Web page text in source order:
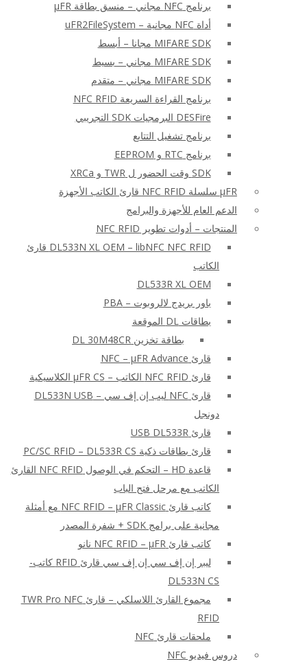
برنامج NFC مجاني – منسق بطاقة μFR
أداة NFC مجانية – uFR2FileSystem
MIFARE SDK مجانا – أبسط
MIFARE SDK مجاني – بسيط
MIFARE SDK مجاني – متقدم
برنامج القراءة السريعة NFC RFID
DESFire البرمجيات SDK التجريبي
برنامج تشغيل التتابع
برنامج RTC و EEPROM
SDK وقت الحضور ل TWR و XRCa
μFR سلسلة NFC RFID قارئ الكاتب الأجهزة
الدعم العام للأجهزة والبرامج
المنتجات – أدوات تطوير NFC RFID
DL533N XL OEM – libNFC NFC RFID قارئ
الكاتب
DL533R XL OEM
باور بريدج لالروبوت – PBA
بطاقات DL الموقعة
بطاقة تخزين DL 30M48CR
قارئ NFC – μFR Advance
قارئ NFC RFID الكاتب – μFR CS الكلاسيكية
قارئ NFC ليب إن إف سي – DL533N USB
دونجل
قارئ USB DL533R
قارئ بطاقات ذكية PC/SC RFID – DL533R CS
قاعدة HD – التحكم في الوصول NFC RFID القارئ
الكاتب مع مرحل فتح الباب
كاتب قارئ NFC RFID – μFR Classic مع أمثلة
مجانية على برامج SDK + شفرة المصدر
كاتب قارئ NFC RFID – μFR نانو
ليبر إن إف سي إن إف سي قارئ RFID كاتب-
DL533N CS
مجموع القارئ اللاسلكي – قارئ TWR Pro NFC
RFID
ملحقات قارئ NFC
دروس فيديو NFC